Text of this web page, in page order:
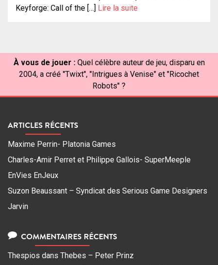
Keyforge: Call of the […] Lire la suite
À vous de jouer : Quel célèbre auteur de jeu, disparu en
2004, a créé "Twixt", "Intrigues à Venise" et "Ricochet
Robots" ?
ARTICLES RÉCENTS
Maxime Perrin- Platonia Games
Charles-Amir Perret et Philippe Gallois- SuperMeeple
EnVies EnJeux
Suzon Beaussant – Syndicat des Serious Game Designers
Jarvin
COMMENTAIRES RÉCENTS
Thespios dans Thebes – Peter Prinz